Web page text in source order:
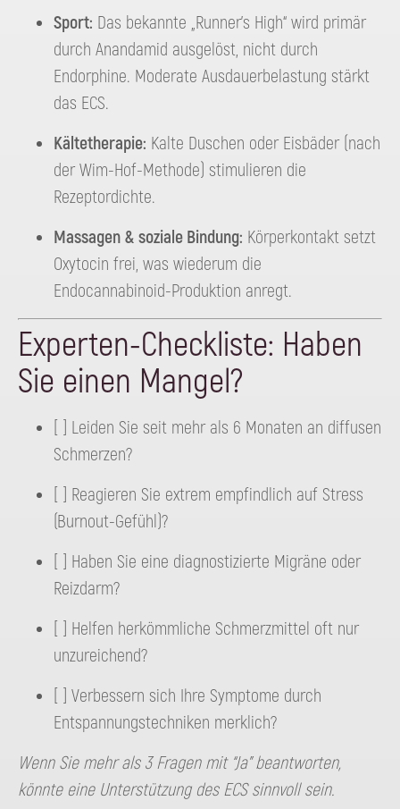
Sport: Das bekannte „Runner’s High“ wird primär
durch Anandamid ausgelöst, nicht durch
Endorphine. Moderate Ausdauerbelastung stärkt
das ECS.
Kältetherapie: Kalte Duschen oder Eisbäder (nach
der Wim-Hof-Methode) stimulieren die
Rezeptordichte.
Massagen & soziale Bindung: Körperkontakt setzt
Oxytocin frei, was wiederum die
Endocannabinoid-Produktion anregt.
Experten-Checkliste: Haben
Sie einen Mangel?
[ ] Leiden Sie seit mehr als 6 Monaten an diffusen
Schmerzen?
[ ] Reagieren Sie extrem empfindlich auf Stress
(Burnout-Gefühl)?
[ ] Haben Sie eine diagnostizierte Migräne oder
Reizdarm?
[ ] Helfen herkömmliche Schmerzmittel oft nur
unzureichend?
[ ] Verbessern sich Ihre Symptome durch
Entspannungstechniken merklich?
Wenn Sie mehr als 3 Fragen mit “Ja” beantworten,
könnte eine Unterstützung des ECS sinnvoll sein.